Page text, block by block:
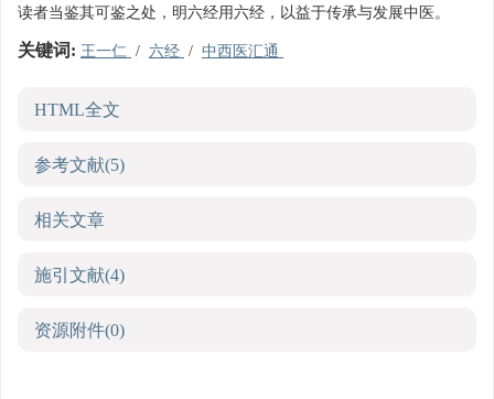
读者当鉴其可鉴之处，明六经用六经，以益于传承与发展中医。
关键词: 王一仁 / 六经 / 中西医汇通
HTML全文
参考文献(5)
相关文章
施引文献(4)
资源附件(0)